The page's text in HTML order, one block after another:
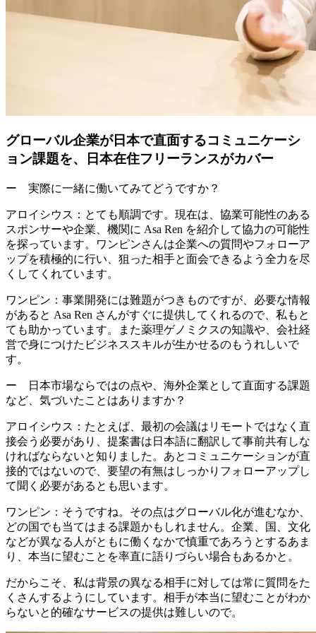
グローバル企業が日本で直面するコミュニケーシ
ョン課題を、日本在住フリーランスがカバー
ー 実際に一緒に働いてみてどうですか？
アロイシウス： とても順調です。現在は、 協業可能性のある
スポンサーや企業、機関に Asa Ren を紹介して協力の可能性
を探っています。ワンピンさんは企業への質問やフォローア
ップを積極的に行い、狙った相手と面会できるよう全力を尽
くしてくれています。
ワンピン： 事業開発には難題がつきものですが、必要な情報
があると Asa Ren さんがすぐに提供してくれるので、私もと
ても助かっています。また薬理ゲノミクスの知識や、会社経
営で身につけたビジネススキルが生かせるのもうれしいで
す。
ー 日本市場ならではの点や、海外企業として直面する課題
など、気づいたことはありますか？
アロイシウス： たとえば、最初の会議はリモートではなく直
接会う必要があり、提案書は日本語に翻訳して事前共有しな
ければならないと知りました。あとコミュニケーションが直
接的ではないので、要望の有無はしっかりフォローアップし
て聞く必要があるとも思います。
ワンピン： そうですね。その点はグローバル化が進むなか、
どの国でも当てはまる課題かもしれません。企業、国、文化
などが異なる人がともに働くなかで慎重であろうとするあま
り、本当に望むことを率直に語りづらい場合もあるかと。
だからこそ、私は背景の異なる相手に対しては常に質問をた
くさんする ようにしています。相手が本当に望むことがわか
らないと的確なサービスの提供は難しいので。